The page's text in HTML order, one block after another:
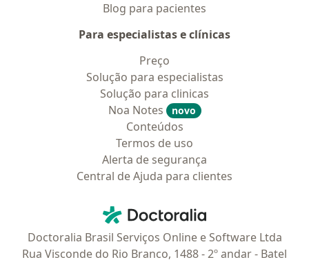
Blog para pacientes
Para especialistas e clínicas
Preço
Solução para especialistas
Solução para clinicas
Noa Notes
novo
Conteúdos
Termos de uso
Alerta de segurança
Central de Ajuda para clientes
Doctoralia - Homepage
Doctoralia Brasil Serviços Online e Software Ltda
Rua Visconde do Rio Branco, 1488 - 2º andar - Batel